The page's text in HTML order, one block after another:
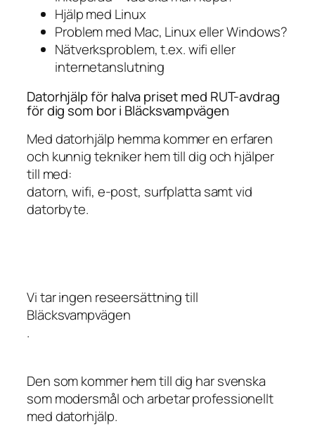
Hjälp med Linux
Problem med Mac, Linux eller Windows?
Nätverksproblem, t.ex. wifi eller
internetanslutning
Datorhjälp för halva priset med RUT-avdrag
för dig som bor i Bläcksvampvägen
Med datorhjälp hemma kommer en erfaren
och kunnig tekniker hem till dig och hjälper
till med:
datorn, wifi, e-post, surfplatta samt vid
datorbyte.
Vi tar ingen reseersättning till
Bläcksvampvägen
.
Den som kommer hem till dig har svenska
som modersmål och arbetar professionellt
med datorhjälp.